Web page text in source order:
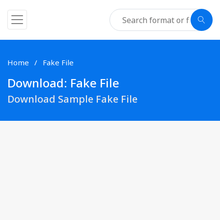
Home Fake File
Download: Fake File
Download Sample Fake File